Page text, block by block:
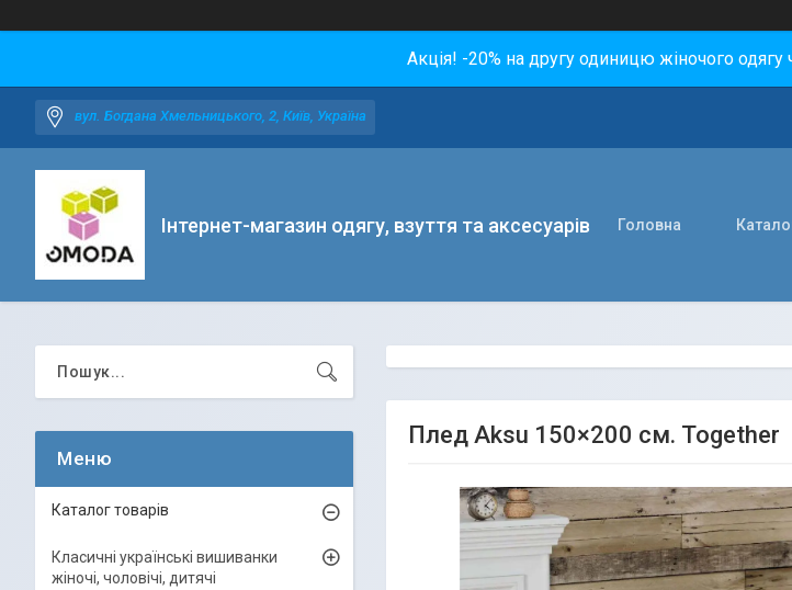
Акція! -20% на другу одиницю жіночого
вул. Богдана Хмельницького, 2, Київ, Україна
Інтернет-магазин одягу, взуття та аксесуарів Головна
Плед Aksu 150×200 см. Together
Каталог товарів
Класичні українські вишиванки
жіночі, чоловічі, дитячі